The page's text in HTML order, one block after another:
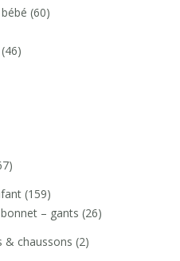
(60)
(46)
(159)
– gants (26)
& chaussons (2)